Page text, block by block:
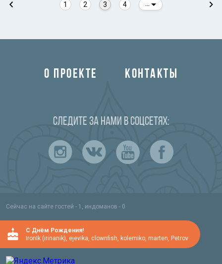
1 2 3 4
О ПРОЕКТЕ КОНТАКТЫ
Следите за нами в соцсетях:
Сейчас на сайте гостей - 1, индоманов - 0
C Днём Рождения!
IronIk (irinanik), ejevika, clownfish, kolemiko, marten, Petrov